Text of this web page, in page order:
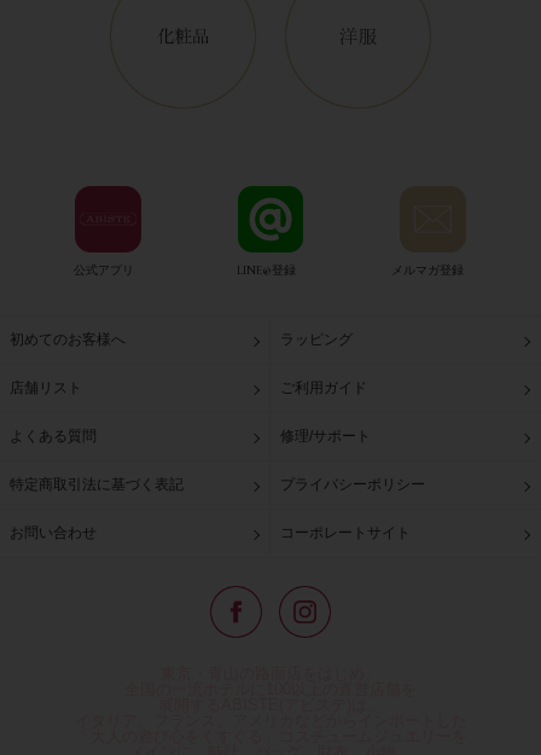
公式アプリ LINE@登録 メルマガ登録
初めてのお客様へ ラッピング
店舗リスト ご利用ガイド
よくある質問 修理/サポート
特定商取引法に基づく表記 プライバシーポリシー
お問い合わせ コーポレートサイト